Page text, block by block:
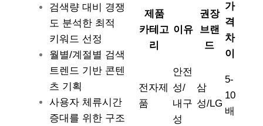
검색량 대비 경쟁
도 분석한 최적
키워드 선정
월별/계절별 검색
트렌드 기반 콘텐
츠 기획
사용자 체류시간
증대를 위한 구조
제품
카테고
리
이유
권장
브랜
드
가
격
차
이
전자제
품
안전
성/
내구
성
삼
성/LG
5-
10
배